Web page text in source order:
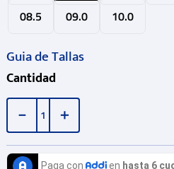
08.5
09.0 10.0
Guia de Tallas
Cantidad
＋
－